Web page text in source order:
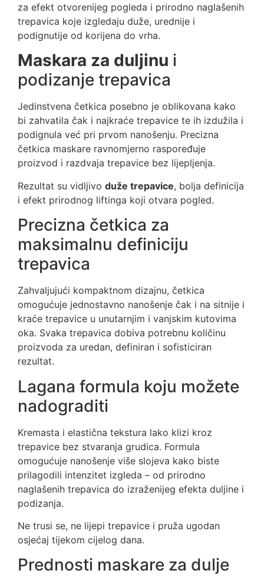
za efekt otvorenijeg pogleda i prirodno naglašenih
trepavica koje izgledaju duže, urednije i
podignutije od korijena do vrha.
Maskara za duljinu i
podizanje trepavica
Jedinstvena četkica posebno je oblikovana kako
bi zahvatila čak i najkraće trepavice te ih izdužila i
podignula već pri prvom nanošenju. Precizna
četkica maskare ravnomjerno raspoređuje
proizvod i razdvaja trepavice bez lijepljenja.
Rezultat su vidljivo duže trepavice, bolja definicija
i efekt prirodnog liftinga koji otvara pogled.
Precizna četkica za
maksimalnu definiciju
trepavica
Zahvaljujući kompaktnom dizajnu, četkica
omogućuje jednostavno nanošenje čak i na sitnije i
kraće trepavice u unutarnjim i vanjskim kutovima
oka. Svaka trepavica dobiva potrebnu količinu
proizvoda za uredan, definiran i sofisticiran
rezultat.
Lagana formula koju možete
nadograditi
Kremasta i elastična tekstura lako klizi kroz
trepavice bez stvaranja grudica. Formula
omogućuje nanošenje više slojeva kako biste
prilagodili intenzitet izgleda – od prirodno
naglašenih trepavica do izraženijeg efekta duljine i
podizanja.
Ne trusi se, ne lijepi trepavice i pruža ugodan
osjećaj tijekom cijelog dana.
Prednosti maskare za dulje